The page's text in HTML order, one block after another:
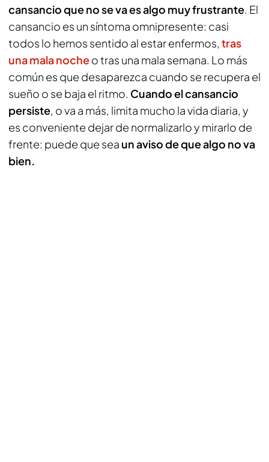
cansancio que no se va es algo muy frustrante. El
cansancio es un síntoma omnipresente: casi
todos lo hemos sentido al estar enfermos, tras
una mala nocheo tras una mala semana. Lo más
común es que desaparezca cuando se recupera el
sueño o se baja el ritmo. Cuando el cansancio
persiste, o va a más, limita mucho la vida diaria, y
es conveniente dejar de normalizarlo y mirarlo de
frente: puede que sea un aviso de que algo no va
bien.